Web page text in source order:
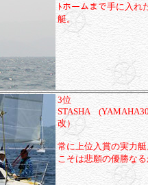
ﾄホームまで手に入れ
艇。
3位
STASHA
改）
常に上位入賞の実力
こそは悲願の優勝な